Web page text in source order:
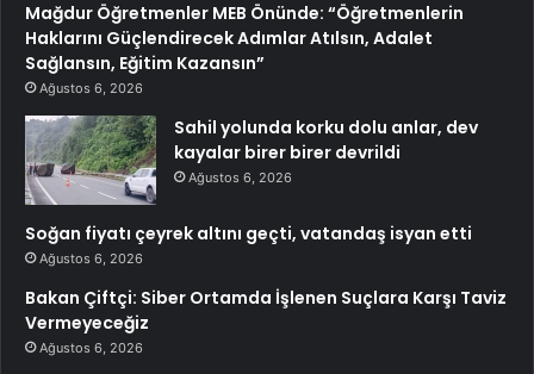
Mağdur Öğretmenler MEB Önünde: “Öğretmenlerin
Haklarını Güçlendirecek Adımlar Atılsın, Adalet
Sağlansın, Eğitim Kazansın”
Ağustos 6, 2026
Sahil yolunda korku dolu anlar, dev
kayalar birer birer devrildi
Ağustos 6, 2026
Soğan fiyatı çeyrek altını geçti, vatandaş isyan etti
Ağustos 6, 2026
Bakan Çiftçi: Siber Ortamda İşlenen Suçlara Karşı Taviz
Vermeyeceğiz
Ağustos 6, 2026